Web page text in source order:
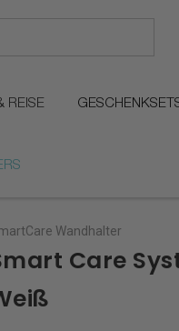
REISE
Wandhalter
Care